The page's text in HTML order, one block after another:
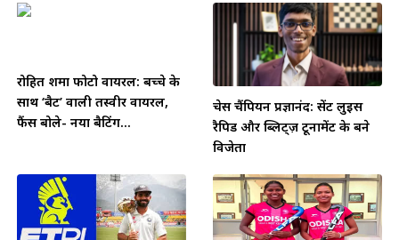
रोहित शर्मा फोटो वायरल: बच्चे के
साथ ‘बैट’ वाली तस्वीर वायरल,
फैंस बोले- नया बैटिंग...
चेस चैंपियन प्रज्ञानंद: सेंट लुइस
रैपिड और ब्लिट्ज़ टूर्नामेंट के बने
विजेता